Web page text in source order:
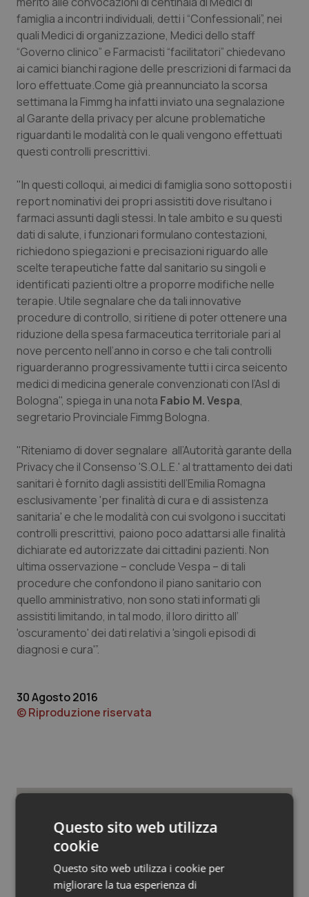
Campania
Emilia-Romagna
Friuli Venezia Giulia
Lazio
Liguria
Lombardia
Marche
Molise
Piemonte
Provincia Autonoma di Bolzano
Provincia Autonoma di Trento
Puglia
Sardegna
Sicilia
Toscana
Umbria
Valle D’Aosta
Veneto
Car-T
Colesterolo & coronaropatie
Dermatite Atopica
Diabete & glucometri
Disturbi dell’umore
Dolore
Donna & Salute
Epatiti
HIV
Infezioni & Febbre
Ipertensione & Scompenso
Malattie rare
Malattia di Crohn & Rettocolite Ulcerosa
Neuroscienze & patologie neurodegenerative
Obesità
Oftalmologia
Oncodermatologia
Oncoematologia
Psoriasi & pelle
Quotidiano Pediatria
Rene & patologie urogenitali
famiglia a incontri individuali, detti i “Confessionali”, nei
quali Medici di organizzazione, Medici dello staff
“Governo clinico” e Farmacisti “facilitatori” chiedevano
ai camici bianchi ragione delle prescrizioni di farmaci da
loro effettuate.Come già preannunciato la scorsa
settimana la Fimmg ha infatti inviato una segnalazione
al Garante della privacy per alcune problematiche
riguardanti le modalità con le quali vengono effettuati
questi controlli prescrittivi.
"In questi colloqui, ai medici di famiglia sono sottoposti i
report nominativi dei propri assistiti dove risultano i
farmaci assunti dagli stessi. In tale ambito e su questi
dati di salute, i funzionari formulano contestazioni,
richiedono spiegazioni e precisazioni riguardo alle
scelte terapeutiche fatte dal sanitario su singoli e
identificati pazienti oltre a proporre modifiche nelle
terapie. Utile segnalare che da tali innovative
procedure di controllo, si ritiene di poter ottenere una
riduzione della spesa farmaceutica territoriale pari al
nove percento nell’anno in corso e che tali controlli
riguarderanno progressivamente tutti i circa seicento
medici di medicina generale convenzionati con l’Asl di
Bologna", spiega in una nota Fabio M. Vespa,
segretario Provinciale Fimmg Bologna.
"Riteniamo di dover segnalare all’Autorità garante della
Privacy che il Consenso 'S.O.L.E.' al trattamento dei dati
sanitari è fornito dagli assistiti dell’Emilia Romagna
esclusivamente 'per finalità di cura e di assistenza
sanitaria' e che le modalità con cui svolgono i succitati
controlli prescrittivi, paiono poco adattarsi alle finalità
dichiarate ed autorizzate dai cittadini pazienti. Non
ultima osservazione – conclude Vespa – di tali
procedure che confondono il piano sanitario con
quello amministrativo, non sono stati informati gli
assistiti limitando, in tal modo, il loro diritto all’
'oscuramento' dei dati relativi a 'singoli episodi di
diagnosi e cura'”.
30 Agosto 2016
© Riproduzione riservata
Potrebbe interessarti in
Emilia-Romagna
Medicina generale: 5.965 domande
Questo sito web utilizza
cookie
Questo sito web utilizza i cookie per
migliorare la tua esperienza di